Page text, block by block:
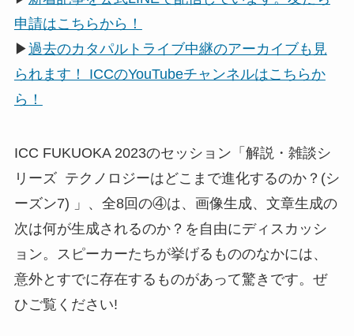
申請はこちらから！
▶過去のカタパルトライブ中継のアーカイブも見
られます！ ICCのYouTubeチャンネルはこちらか
ら！
ICC FUKUOKA 2023のセッション「解説・雑談シ
リーズ テクノロジーはどこまで進化するのか？(シ
ーズン7) 」、全8回の④は、画像生成、文章生成の
次は何が生成されるのか？を自由にディスカッシ
ョン。スピーカーたちが挙げるもののなかには、
意外とすでに存在するものがあって驚きです。ぜ
ひご覧ください!